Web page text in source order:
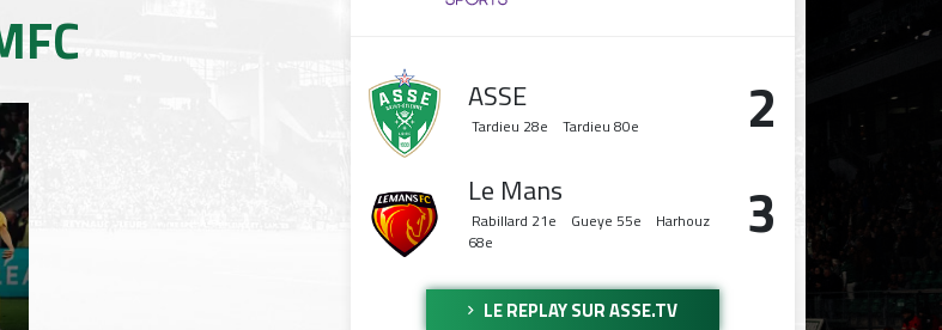
ASSE
Tardieu 28e Tardieu 80e 2
Le Mans
Rabillard 21e Gueye 55e
Harhouz
68e
3
LE REPLAY SUR ASSE.TV